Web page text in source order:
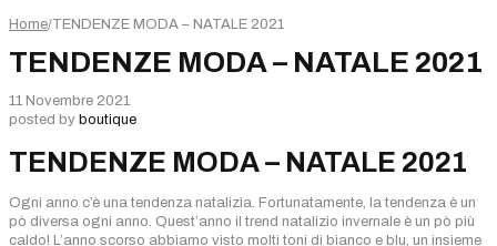
Home/TENDENZE MODA – NATALE 2021
TENDENZE MODA – NATALE 2021
11 Novembre 2021
posted by boutique
TENDENZE MODA – NATALE 2021
Ogni anno c’è una tendenza natalizia. Fortunatamente, la tendenza è un
pò diversa ogni anno. Quest’anno il trend natalizio invernale è un pò più
caldo! L’anno scorso abbiamo visto molti toni di bianco e blu, un insieme